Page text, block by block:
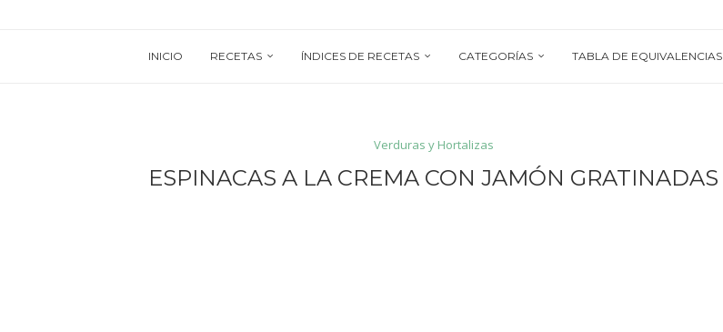
INICIO RECETAS ÍNDICES DE RECETAS CATEGORÍAS TABLA DE EQUIVALENCIAS
Verduras y Hortalizas
ESPINACAS A LA CREMA CON JAMÓN GRATINADAS